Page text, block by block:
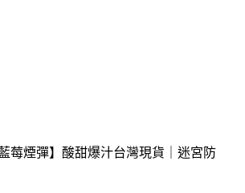
莓煙彈】酸甜爆汁台灣現貨｜迷宮防